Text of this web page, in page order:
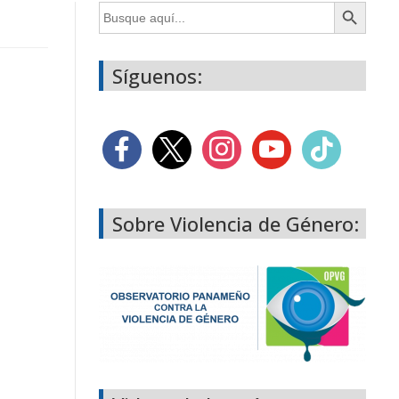
Buscar:
Síguenos:
Sobre Violencia de Género: